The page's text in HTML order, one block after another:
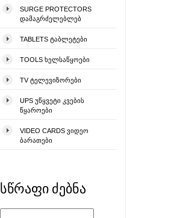
SURGE PROTECTORS
ᲓᲐᲛᲐᲒᲠᲫᲔᲚᲔᲑᲚᲔᲑ
TABLETS ᲢᲐᲑᲚᲔᲢᲔᲑᲘ
TOOLS ᲮᲔᲚᲡᲐᲬᲧᲝᲔᲑᲘ
TV ᲢᲔᲚᲔᲕᲘᲖᲝᲠᲔᲑᲘ
UPS ᲣᲬᲧᲕᲔᲢᲘ ᲙᲕᲔᲑᲘᲡ
ᲬᲧᲐᲠᲝᲔᲑᲘ
VIDEO CARDS ᲕᲘᲓᲔᲝ
ᲑᲐᲠᲐᲗᲔᲑᲘ
სწრაფი ძებნა